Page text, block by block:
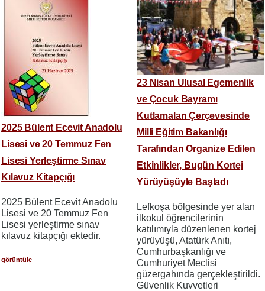
2025 Bülent Ecevit Anadolu
Lisesi ve 20 Temmuz Fen
Lisesi Yerleştirme Sınav
Kılavuz Kitapçığı
2025 Bülent Ecevit Anadolu
Lisesi ve 20 Temmuz Fen
Lisesi yerleştirme sınav
kılavuz kitapçığı ektedir.
görüntüle
23 Nisan Ulusal Egemenlik
ve Çocuk Bayramı
Kutlamaları Çerçevesinde
Milli Eğitim Bakanlığı
Tarafından Organize Edilen
Etkinlikler, Bugün Kortej
Yürüyüşüyle Başladı
Lefkoşa bölgesinde yer alan
ilkokul öğrencilerinin
katılımıyla düzenlenen kortej
yürüyüşü, Atatürk Anıtı,
Cumhurbaşkanlığı ve
Cumhuriyet Meclisi
güzergahında gerçekleştirildi.
Güvenlik Kuvvetleri